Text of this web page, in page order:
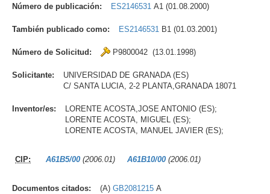
Número de publicación: ES2146531 A1 (01.08.2000)
También publicado como: ES2146531 B1 (01.03.2001)
Número de Solicitud: P9800042 (13.01.1998)
Solicitante:
UNIVERSIDAD DE GRANADA (ES)
C/ SANTA LUCIA, 2-2 PLANTA,GRANADA 18071
Inventor/es:
LORENTE ACOSTA,JOSE ANTONIO (ES);
LORENTE ACOSTA, MIGUEL (ES);
LORENTE ACOSTA, MANUEL JAVIER (ES);
CIP: A61B5/00 (2006.01) A61B10/00 (2006.01)
Documentos citados: (A) GB2081215 A